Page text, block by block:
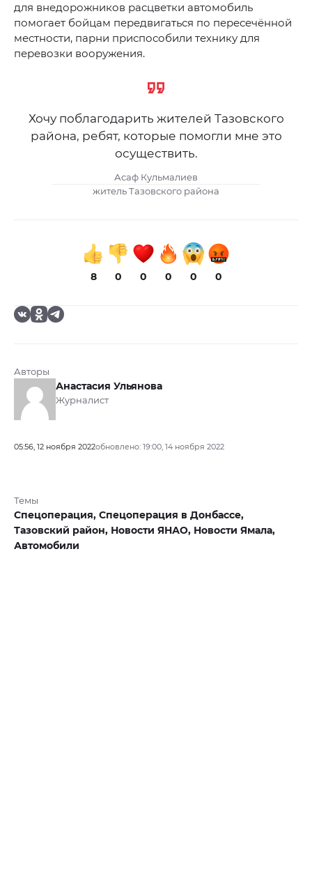
для внедорожников расцветки автомобиль
помогает бойцам передвигаться по пересечённой
местности, парни приспособили технику для
перевозки вооружения.
Хочу поблагодарить жителей Тазовского
района, ребят, которые помогли мне это
осуществить.
Асаф Кульмалиев
житель Тазовского района
8 0 0 0 0 0
Авторы
Анастасия Ульянова
Журналист
05:56, 12 ноября 2022обновлено: 19:00, 14 ноября 2022
Темы
Спецоперация, Спецоперация в Донбассе,
Тазовский район, Новости ЯНАО, Новости Ямала,
Автомобили